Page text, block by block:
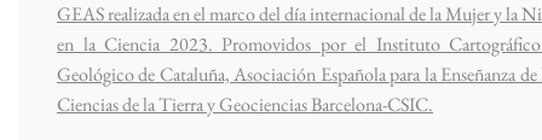
GEAS realizada en el marco del día internacional de la Mujer y la
en la Ciencia 2023. Promovidos por el Instituto
Geológico de Cataluña, Asociación Española para la Enseñanza de
Ciencias de la Tierra y Geociencias Barcelona-CSIC.